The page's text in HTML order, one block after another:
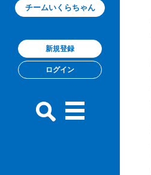
チームいくらちゃん
新規登録
ログイン